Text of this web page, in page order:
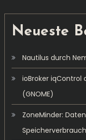
Neueste
Nautilus durch
ioBroker iqControl
(GNOME)
ZoneMinder: